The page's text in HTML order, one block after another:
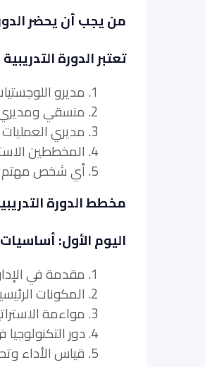
من يجب أن يحضر
تعتبر الدورة
1. مديرو اللوجستيات والمشرفون وقادة الفريق.
2. منسقي ومديري سلسلة التوريد.
3. مديري العمليات والمديرين التنفيذيين.
4. المخططين الاستراتيجيين وصناع القرار في صناعة الخدمات اللوجستية.
5. أي شخص مهتم باكتساب المعرفة والمهارات في
مخطط الدورة التدريبية
اليوم الأول: أساسيات
1. مقدمة في الإدارة اللوجستية الاستراتيجية.
2. المكونات الرئيسية لاستراتيجية اللوجستيات.
3. مواءمة الاستراتيجيات اللوجستية مع الأهداف والغايات التنظيمية.
4. دور التكنولوجيا في إدارة اللوجستيات الإستراتيجية.
5. قياس الأداء وتحديد المعايير في العمليات اللوجستية.